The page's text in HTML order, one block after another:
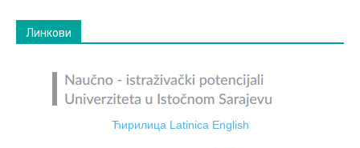
Линкови
Ћирилица Latinica English